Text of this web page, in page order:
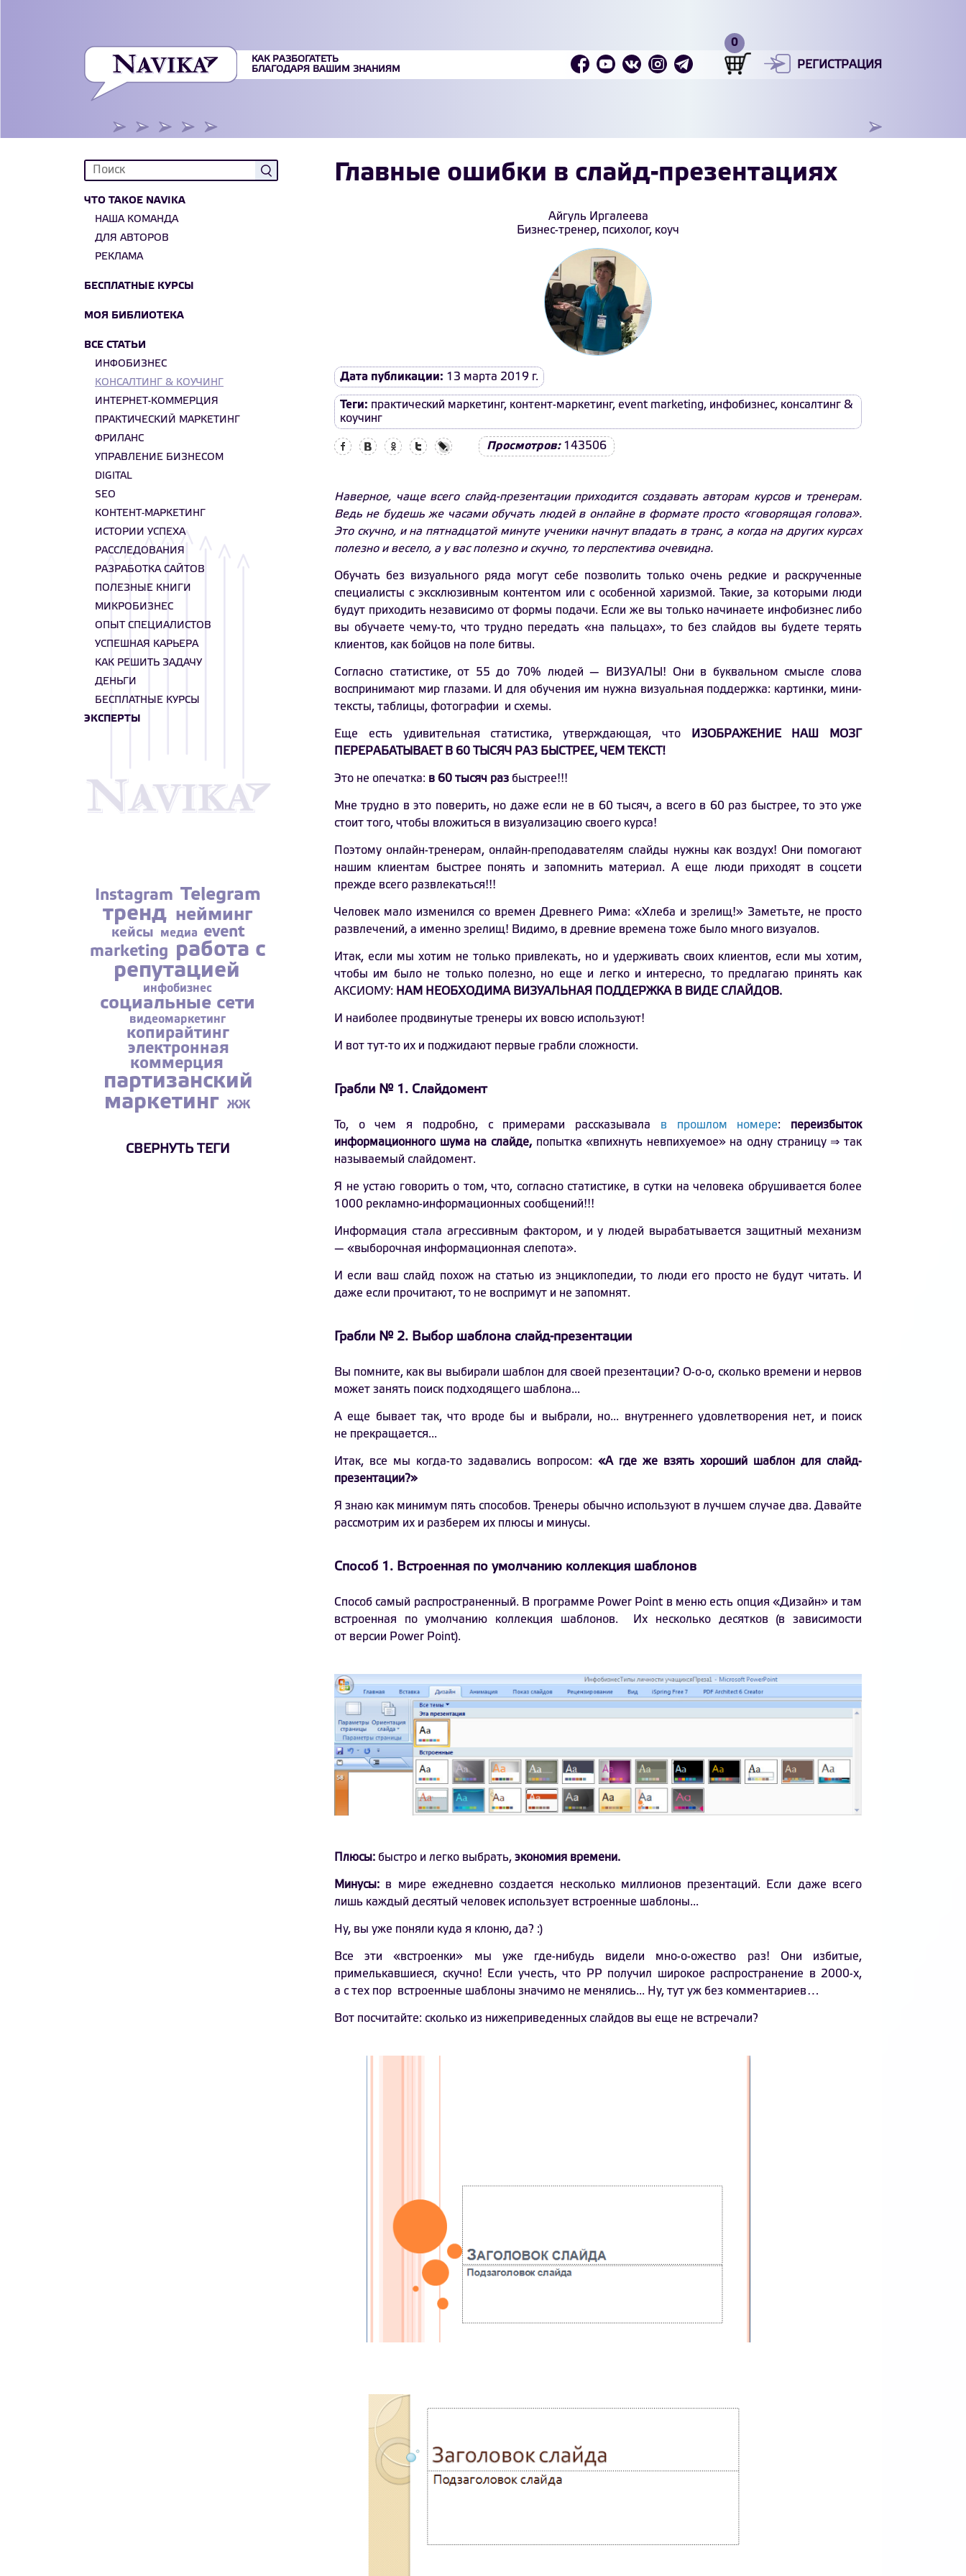
КАК РАЗБОГАТЕТЬ
БЛАГОДАРЯ ВАШИМ ЗНАНИЯМ
РЕГИСТРАЦИЯ
ЧТО ТАКОЕ NAVIKA
НАША КОМАНДА
ДЛЯ АВТОРОВ
РЕКЛАМА
БЕСПЛАТНЫЕ КУРСЫ
МОЯ БИБЛИОТЕКА
ВСЕ СТАТЬИ
ИНФОБИЗНЕС
КОНСАЛТИНГ & КОУЧИНГ
ИНТЕРНЕТ-КОММЕРЦИЯ
ПРАКТИЧЕСКИЙ МАРКЕТИНГ
ФРИЛАНС
УПРАВЛЕНИЕ БИЗНЕСОМ
DIGITAL
SEO
КОНТЕНТ-МАРКЕТИНГ
ИСТОРИИ УСПЕХА
РАССЛЕДОВАНИЯ
РАЗРАБОТКА САЙТОВ
ПОЛЕЗНЫЕ КНИГИ
МИКРОБИЗНЕС
ОПЫТ СПЕЦИАЛИСТОВ
УСПЕШНАЯ КАРЬЕРА
КАК РЕШИТЬ ЗАДАЧУ
ДЕНЬГИ
БЕСПЛАТНЫЕ КУРСЫ
ЭКСПЕРТЫ
Instagram Telegram
тренд нейминг
кейсы медиа
event
marketing
работа с
репутацией
инфобизнес
социальные сети
видеомаркетинг
копирайтинг
электронная
коммерция
партизанский
маркетинг
ЖЖ
СВЕРНУТЬ ТЕГИ
Главные ошибки в слайд-презентациях
Айгуль Иргалеева
Бизнес-тренер, психолог, коуч
Дата публикации: 13 марта 2019 г.
Теги: практический маркетинг, контент-маркетинг, event marketing, инфобизнес, консалтинг &
коучинг
Просмотров:143506
Наверное, чаще всего слайд-презентации приходится создавать авторам курсов и тренерам.
Ведь не будешь же часами обучать людей в онлайне в формате просто «говорящая голова».
Это скучно, и на пятнадцатой минуте ученики начнут впадать в транс, а когда на других курсах
полезно и весело, а у вас полезно и скучно, то перспектива очевидна.
Обучать без визуального ряда могут себе позволить только очень редкие и раскрученные
специалисты с эксклюзивным контентом или с особенной харизмой. Такие, за которыми люди
будут приходить независимо от формы подачи. Если же вы только начинаете инфобизнес либо
вы обучаете чему-то, что трудно передать «на пальцах», то без слайдов вы будете терять
клиентов, как бойцов на поле битвы.
Согласно статистике, от 55 до 70% людей — ВИЗУАЛЫ! Они в буквальном смысле слова
воспринимают мир глазами. И для обучения им нужна визуальная поддержка: картинки, мини-
тексты, таблицы, фотографии и схемы.
Еще есть удивительная статистика, утверждающая, что
ИЗОБРАЖЕНИЕ НАШ МОЗГ
ПЕРЕРАБАТЫВАЕТ В 60 ТЫСЯЧ РАЗ БЫСТРЕЕ, ЧЕМ ТЕКСТ!
Это не опечатка: в 60 тысяч раз быстрее!!!
Мне трудно в это поверить, но даже если не в 60 тысяч, а всего в 60 раз быстрее, то это уже
стоит того, чтобы вложиться в визуализацию своего курса!
Поэтому онлайн-тренерам, онлайн-преподавателям слайды нужны как воздух! Они помогают
нашим клиентам быстрее понять и запомнить материал. А еще люди приходят в соцсети
прежде всего развлекаться!!!
Человек мало изменился со времен Древнего Рима: «Хлеба и зрелищ!» Заметьте, не просто
развлечений, а именно зрелищ! Видимо, в древние времена тоже было много визуалов.
Итак, если мы хотим не только привлекать, но и удерживать своих клиентов, если мы хотим,
чтобы им было не только полезно, но еще и легко и интересно, то предлагаю принять как
АКСИОМУ: НАМ НЕОБХОДИМА ВИЗУАЛЬНАЯ ПОДДЕРЖКА В ВИДЕ СЛАЙДОВ.
И наиболее продвинутые тренеры их вовсю используют!
И вот тут-то их и поджидают первые грабли сложности.
Грабли № 1. Слайдомент
То, о чем я подробно, с примерами рассказывала в прошлом номере: переизбыток
информационного шума на слайде,попытка «впихнуть невпихуемое» на одну страницу ⇒ так
называемый слайдомент.
Я не устаю говорить о том, что, согласно статистике, в сутки на человека обрушивается более
1000 рекламно-информационных сообщений!!!
Информация стала агрессивным фактором, и у людей вырабатывается защитный механизм
— «выборочная информационная слепота».
И если ваш слайд похож на статью из энциклопедии, то люди его просто не будут читать. И
даже если прочитают, то не воспримут и не запомнят.
Грабли № 2. Выбор шаблона слайд-презентации
Вы помните, как вы выбирали шаблон для своей презентации? О-о-о, сколько времени и нервов
может занять поиск подходящего шаблона...
А еще бывает так, что вроде бы и выбрали, но... внутреннего удовлетворения нет, и поиск
не прекращается...
Итак, все мы когда-то задавались вопросом: «А где же взять хороший шаблон для слайд-
презентации?»
Я знаю как минимум пять способов. Тренеры обычно используют в лучшем случае два. Давайте
рассмотрим их и разберем их плюсы и минусы.
Способ 1. Встроенная по умолчанию коллекция шаблонов
Способ самый распространенный. В программе Power Point в меню есть опция «Дизайн» и там
встроенная по умолчанию коллекция шаблонов. Их несколько десятков (в зависимости
от версии Power Point).
Плюсы: быстро и легко выбрать, экономия времени.
Минусы: в мире ежедневно создается несколько миллионов презентаций. Если даже всего
лишь каждый десятый человек использует встроенные шаблоны...
Ну, вы уже поняли куда я клоню, да? :)
Все эти «встроенки» мы уже где-нибудь видели мно-о-ожество раз! Они избитые,
примелькавшиеся, скучно! Если учесть, что PP получил широкое распространение в 2000-х,
а с тех пор встроенные шаблоны значимо не менялись... Ну, тут уж без комментариев…
Вот посчитайте: сколько из нижеприведенных слайдов вы еще не встречали?